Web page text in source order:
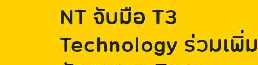
NT จับมือ T3
Technology ร่วมเพิ่ม